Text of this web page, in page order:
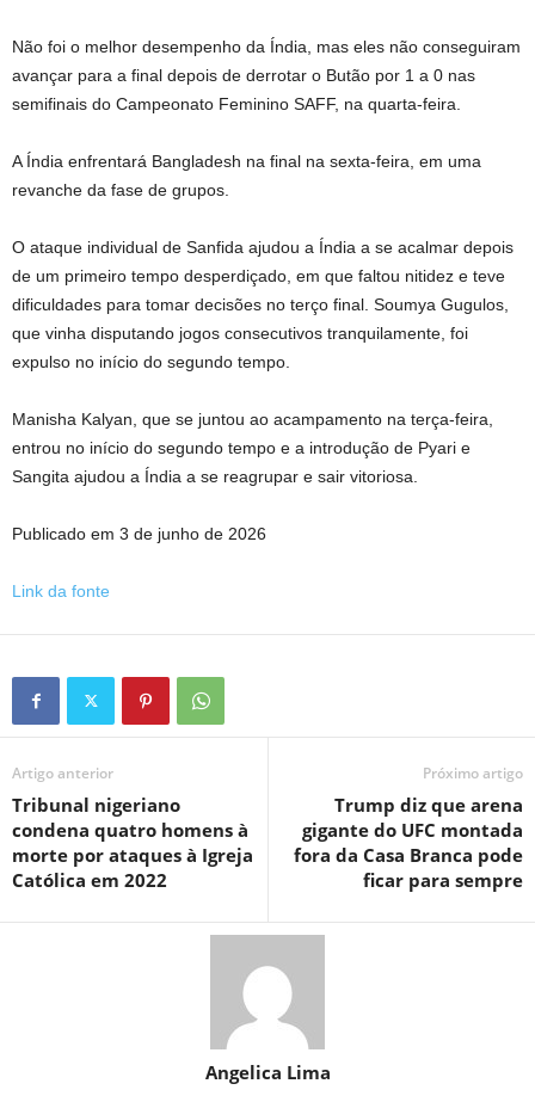
Não foi o melhor desempenho da Índia, mas eles não conseguiram
avançar para a final depois de derrotar o Butão por 1 a 0 nas
semifinais do Campeonato Feminino SAFF, na quarta-feira.
A Índia enfrentará Bangladesh na final na sexta-feira, em uma
revanche da fase de grupos.
O ataque individual de Sanfida ajudou a Índia a se acalmar depois
de um primeiro tempo desperdiçado, em que faltou nitidez e teve
dificuldades para tomar decisões no terço final. Soumya Gugulos,
que vinha disputando jogos consecutivos tranquilamente, foi
expulso no início do segundo tempo.
Manisha Kalyan, que se juntou ao acampamento na terça-feira,
entrou no início do segundo tempo e a introdução de Pyari e
Sangita ajudou a Índia a se reagrupar e sair vitoriosa.
Publicado em 3 de junho de 2026
Link da fonte
Artigo anterior
Tribunal nigeriano
condena quatro homens à
morte por ataques à Igreja
Católica em 2022
Próximo artigo
Trump diz que arena
gigante do UFC montada
fora da Casa Branca pode
ficar para sempre
Angelica Lima